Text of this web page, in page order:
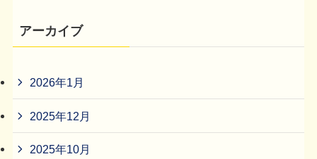
アーカイブ
2026年1月
2025年12月
2025年10月